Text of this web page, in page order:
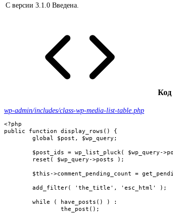
С версии 3.1.0 Введена.
Код
wp-admin/includes/class-wp-media-list-table.php
<?php
public function display_rows() {